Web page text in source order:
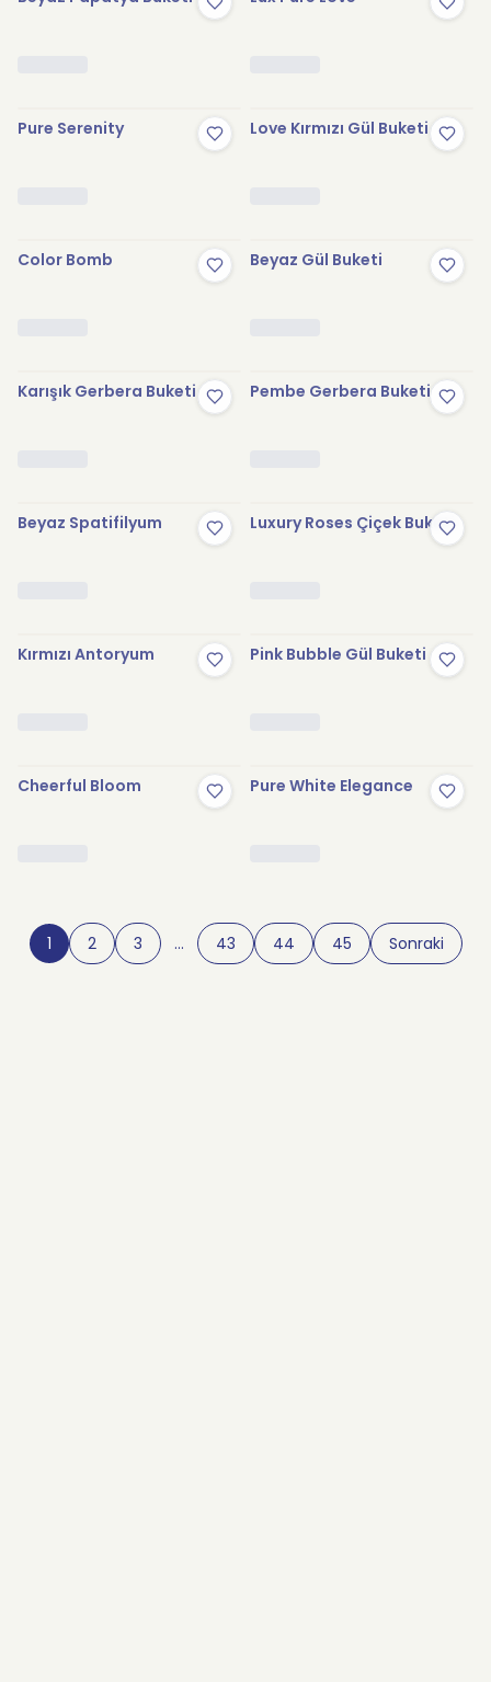
Pure Serenity Love Kırmızı Gül Buketi
Color Bomb Beyaz Gül Buketi
Karışık Gerbera Buketi Pembe Gerbera Buketi
Beyaz Spatifilyum Luxury Roses Çiçek Buketi
Kırmızı Antoryum Pink Bubble Gül Buketi
Cheerful Bloom Pure White Elegance
1 2 3 … 43 44 45 Sonraki